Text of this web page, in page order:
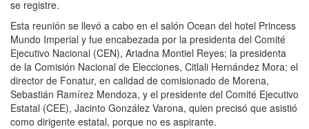
se registre.
Esta reunión se llevó a cabo en el salón Ocean del hotel Princess
Mundo Imperial y fue encabezada por la presidenta del Comité
Ejecutivo Nacional (CEN), Ariadna Montiel Reyes; la presidenta
de la Comisión Nacional de Elecciones, Citlali Hernández Mora; el
director de Fonatur, en calidad de comisionado de Morena,
Sebastián Ramírez Mendoza, y el presidente del Comité Ejecutivo
Estatal (CEE), Jacinto González Varona, quien precisó que asistió
como dirigente estatal, porque no es aspirante.